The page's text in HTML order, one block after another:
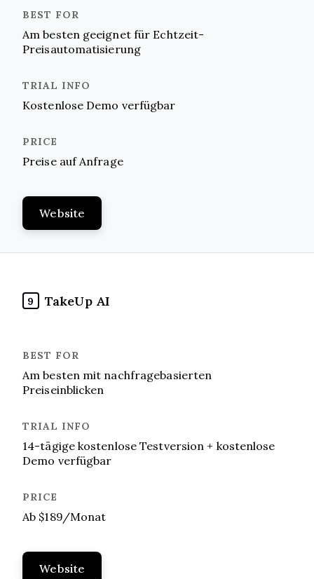
Am besten geeignet für Echtzeit-
Preisautomatisierung
Kostenlose Demo verfügbar
Preise auf Anfrage
Website
9 TakeUp AI
Am besten mit nachfragebasierten
Preiseinblicken
14-tägige kostenlose Testversion + kostenlose
Demo verfügbar
Ab $189/Monat
Website